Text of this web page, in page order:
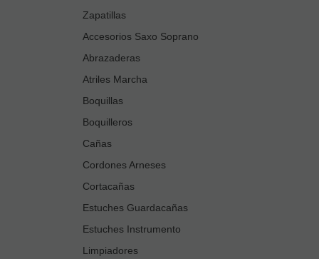
Zapatillas
Accesorios Saxo Soprano
Abrazaderas
Atriles Marcha
Boquillas
Boquilleros
Cañas
Cordones Arneses
Cortacañas
Estuches Guardacañas
Estuches Instrumento
Limpiadores